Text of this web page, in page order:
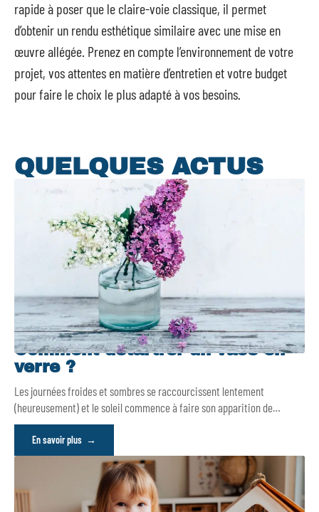
rapide à poser que le claire-voie classique, il permet
d’obtenir un rendu esthétique similaire avec une mise en
œuvre allégée. Prenez en compte l’environnement de votre
projet, vos attentes en matière d’entretien et votre budget
pour faire le choix le plus adapté à vos besoins.
QUELQUES ACTUS
Comment détartrer un vase en
verre ?
Les journées froides et sombres se raccourcissent lentement
(heureusement) et le soleil commence à faire son apparition de…
En savoir plus